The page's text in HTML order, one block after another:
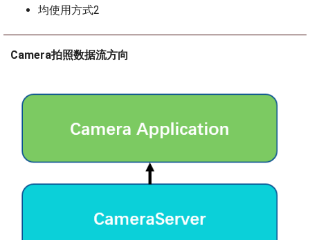
均使用方式2
Camera拍照数据流方向